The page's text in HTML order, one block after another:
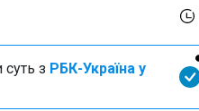
з РБК-Україна у